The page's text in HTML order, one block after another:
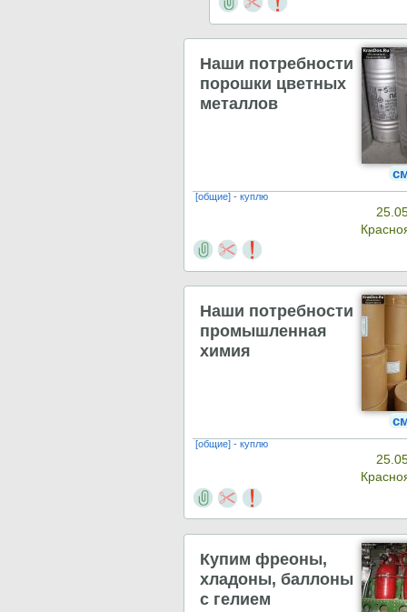
Наши потребности
порошки цветных
металлов
[общие] - куплю
Наши потребности
промышленная
химия
[общие] - куплю
Купим фреоны,
хладоны, баллоны
с гелием